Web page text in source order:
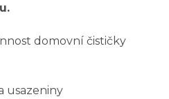
domovní čističky
usazeniny